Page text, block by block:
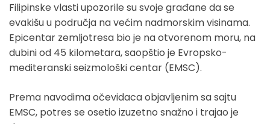
Filipinske vlasti upozorile su svoje građane da se
evakišu u područja na većim nadmorskim visinama.
Epicentar zemljotresa bio je na otvorenom moru, na
dubini od 45 kilometara, saopštio je Evropsko-
mediteranski seizmološki centar (EMSC).
Prema navodima očevidaca objavljenim sa sajtu
EMSC, potres se osetio izuzetno snažno i trajao je